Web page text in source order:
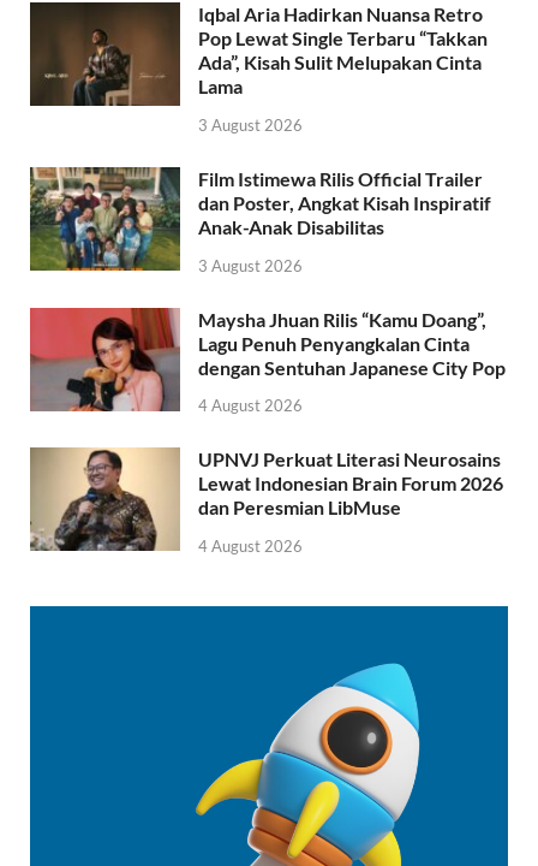
Iqbal Aria Hadirkan Nuansa Retro
Pop Lewat Single Terbaru “Takkan
Ada”, Kisah Sulit Melupakan Cinta
Lama
3 August 2026
Film Istimewa Rilis Official Trailer
dan Poster, Angkat Kisah Inspiratif
Anak-Anak Disabilitas
3 August 2026
Maysha Jhuan Rilis “Kamu Doang”,
Lagu Penuh Penyangkalan Cinta
dengan Sentuhan Japanese City Pop
4 August 2026
UPNVJ Perkuat Literasi Neurosains
Lewat Indonesian Brain Forum 2026
dan Peresmian LibMuse
4 August 2026